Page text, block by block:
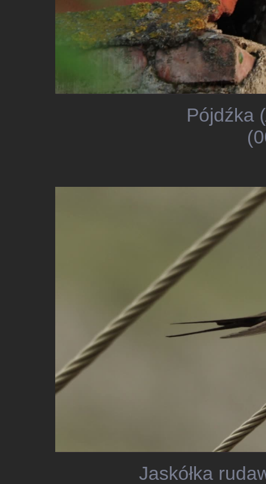
Pójdźka (
Jaskółka